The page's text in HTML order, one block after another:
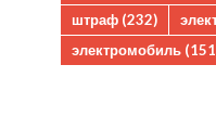
штраф (232)
электромобиль